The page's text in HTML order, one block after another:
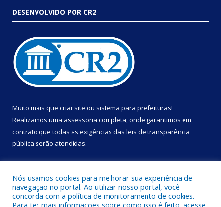
DESENVOLVIDO POR CR2
Muito mais que criar site ou sistema para prefeituras!
Realizamos uma assessoria completa, onde garantimos em
contrato que todas as exigências das leis de transparência
pública serão atendidas.
Nós usamos cookies para melhorar sua experiência de
navegação no portal. Ao utilizar nosso portal, você
concorda com a política de monitoramento de cookies.
Para ter mais informações sobre como isso é feito, acesse